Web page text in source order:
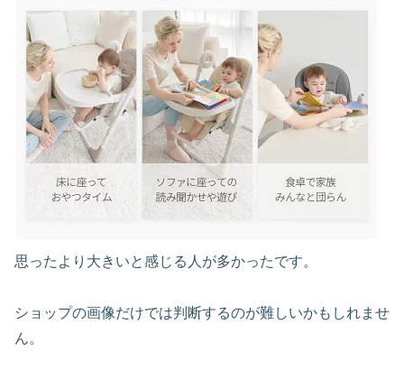
思ったより大きいと感じる人が多かったです。
ショップの画像だけでは判断するのが難しいかもしれませ
ん。